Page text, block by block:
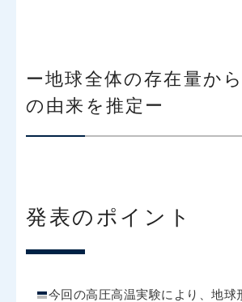
ー地球全体の存在量か
の由来を推定ー
発表のポイント
今回の高圧高温実験により、地球